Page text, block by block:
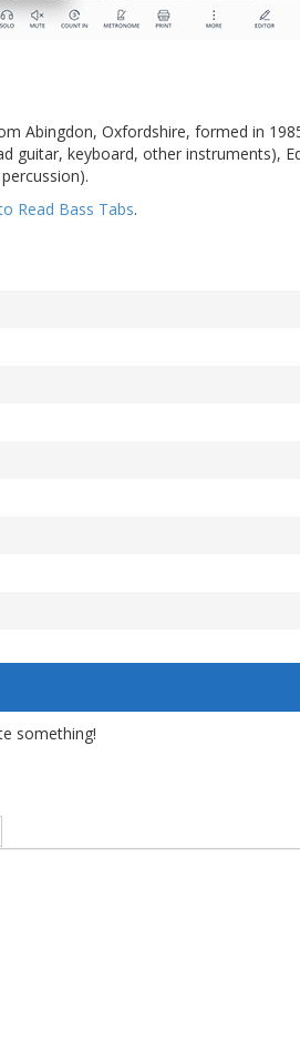
Abingdon, Oxfordshire, formed in
guitar, keyboard, other instruments),
Read Bass Tabs.
something!